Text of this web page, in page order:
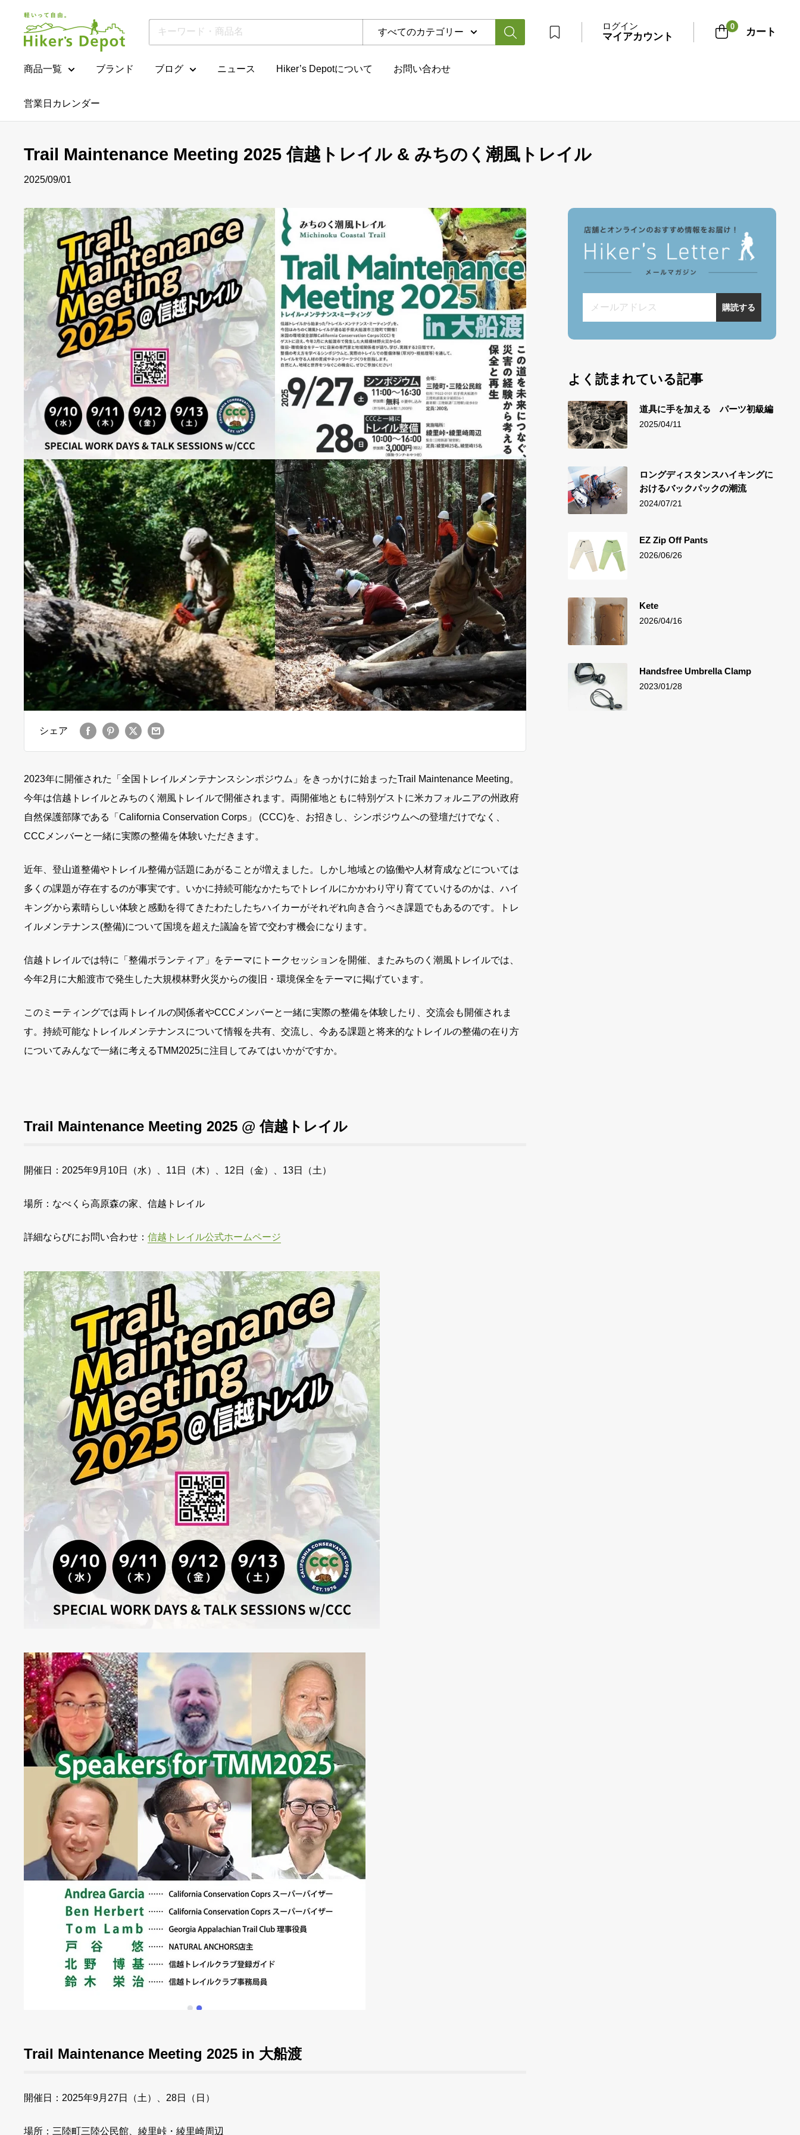
ッ
Hiker'sDepot
すべてのカテゴリー
ログイン
マイアカウント
0 カート
商品一覧 ブランド ブログ ニュース Hiker’s Depotについて お問い合わせ
営業日カレンダー
Trail Maintenance Meeting 2025 信越トレイル & みちのく潮風トレイル
2025/09/01
シェア
2023年に開催された「全国トレイルメンテナンスシンポジウム」をきっかけに始まったTrail Maintenance Meeting。
今年は信越トレイルとみちのく潮風トレイルで開催されます。両開催地ともに特別ゲストに米カフォルニアの州政府
自然保護部隊である「California Conservation Corps」 (CCC)を、お招きし、シンポジウムへの登壇だけでなく、
CCCメンバーと一緒に実際の整備を体験いただきます。
近年、登山道整備やトレイル整備が話題にあがることが増えました。しかし地域との協働や人材育成などについては
多くの課題が存在するのが事実です。いかに持続可能なかたちでトレイルにかかわり守り育てていけるのかは、ハイ
キングから素晴らしい体験と感動を得てきたわたしたちハイカーがそれぞれ向き合うべき課題でもあるのです。トレ
イルメンテナンス(整備)について国境を超えた議論を皆で交わす機会になります。
信越トレイルでは特に「整備ボランティア」をテーマにトークセッションを開催、またみちのく潮風トレイルでは、
今年2月に大船渡市で発生した大規模林野火災からの復旧・環境保全をテーマに掲げています。
このミーティングでは両トレイルの関係者やCCCメンバーと一緒に実際の整備を体験したり、交流会も開催されま
す。持続可能なトレイルメンテナンスについて情報を共有、交流し、今ある課題と将来的なトレイルの整備の在り方
についてみんなで一緒に考えるTMM2025に注目してみてはいかがですか。
Trail Maintenance Meeting 2025 @ 信越トレイル
開催日：2025年9月10日（水）、11日（木）、12日（金）、13日（土）
場所：なべくら高原森の家、信越トレイル
詳細ならびにお問い合わせ： 信越トレイル公式ホームページ
Trail Maintenance Meeting 2025 in 大船渡
開催日：2025年9月27日（土）、28日（日）
場所：三陸町三陸公民館、綾里峠・綾里崎周辺
メールアドレス 購読する
よく読まれている記事
道具に手を加える パーツ初級編
2025/04/11
ロングディスタンスハイキングに
おけるバックパックの潮流
2024/07/21
EZ Zip Off Pants
2026/06/26
Kete
2026/04/16
Handsfree Umbrella Clamp
2023/01/28